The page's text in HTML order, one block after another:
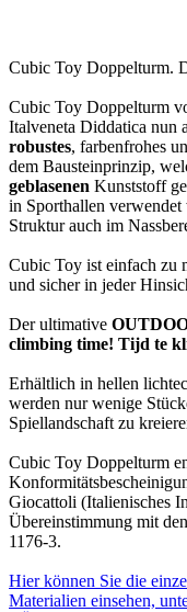
Cubic Toy Doppelturm.
Cubic Toy Doppelturm
Italveneta Diddatica nun
robustes, farbenfrohes
dem Bausteinprinzip,
geblasenen Kunststoff
in Sporthallen verwendet
Struktur auch im
Cubic Toy ist einfach zu
und sicher in jeder
Der ultimative
climbing time! Tijd te
Erhältlich in hellen
werden nur wenige
Spiellandschaft zu
Cubic Toy Doppelturm
Giocattoli (Italienisches
Übereinstimmung mit
1176-3.
Hier können Sie die
Materialien einsehen,